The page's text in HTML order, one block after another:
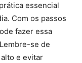
essencial
Com os passos
fazer essa
se de
e evitar